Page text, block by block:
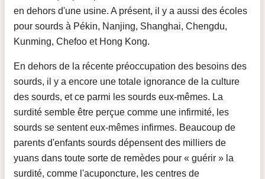
en dehors d'une usine. A présent, il y a aussi des écoles
pour sourds à Pékin, Nanjing, Shanghai, Chengdu,
Kunming, Chefoo et Hong Kong.
En dehors de la récente préoccupation des besoins des
sourds, il y a encore une totale ignorance de la culture
des sourds, et ce parmi les sourds eux-mêmes. La
surdité semble être perçue comme une infirmité, les
sourds se sentent eux-mêmes infirmes. Beaucoup de
parents d'enfants sourds dépensent des milliers de
yuans dans toute sorte de remèdes pour « guérir » la
surdité, comme l'acuponcture, les centres de